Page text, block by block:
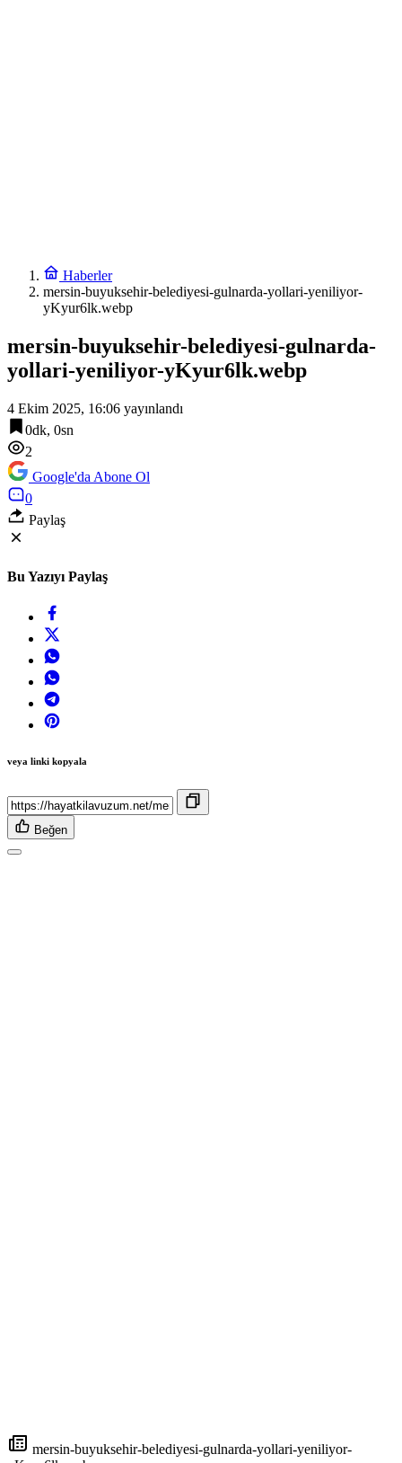
Haberler
mersin-buyuksehir-belediyesi-gulnarda-yollari-yeniliyor-
yKyur6lk.webp
mersin-buyuksehir-belediyesi-gulnarda-
yollari-yeniliyor-yKyur6lk.webp
4 Ekim 2025, 16:06 yayınlandı
0dk, 0sn
2
Google'da Abone Ol
0
Paylaş
Bu Yazıyı Paylaş
veya linki kopyala
Beğen
mersin-buyuksehir-belediyesi-gulnarda-yollari-yeniliyor-